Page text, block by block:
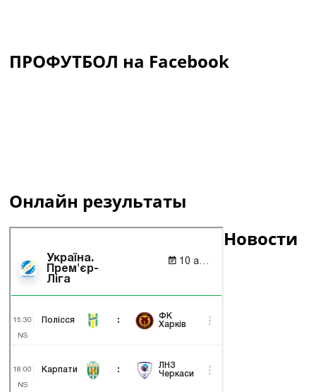
ПРОФУТБОЛ на Facebook
Онлайн результаты
Новости